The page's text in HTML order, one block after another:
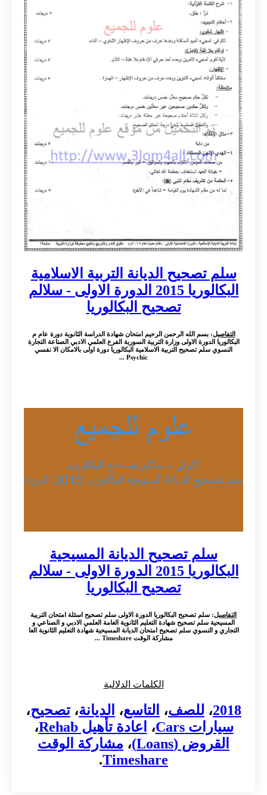
سلم تصحيح الديانة التربية الاسلامية
البكالوريا 2015 الدورة الاولى - سلالم
تصحيح البكالوريا
التفاصيل: بسم الله الرحمن الرحيم امتحان شهادة الدراسة الثانوية دورة عام م
البكالوريا الدورة الاولى وزارة التربية السورية الفرع العلمي الادبي الصناعة التجارة
النسوي سلم تصحيح التربية الاسلامية البكالوريا دورة اولى بالامكان الا نفسي
Psychic ...
سلم تصحيح الديانة المسيحية
البكالوريا 2015 الدورة الاولى - سلالم
تصحيح البكالوريا
التفاصيل: سلم تصحيح البكالوريا الدورة الاولى سلم تصحيح اسئلة امتحان التربية
المسيحية سلم تصحيح شهادة التعليم الثانوية العامة العلمي الادبي و الصناعي و
التجاري و النسوي سلم تصحيح امتحان الديانة المسيحية شهادة التعليم الثانوية العا
مشاركة الوقت Timeshare ...
الكلمات الدلالية
2018، للصف، التاسع، الديانة، تصحيح،
سيارات Cars
، اعادة تأهيل Rehab
،
القروض (Loans)
، مشاركة الوقت
Timeshare
.